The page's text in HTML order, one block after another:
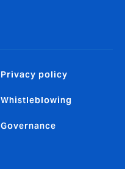
Privacy policy
Whistleblowing
Governance